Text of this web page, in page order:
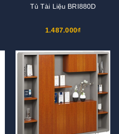
Tủ Tài Liệu BRI880D
1.487.000₫